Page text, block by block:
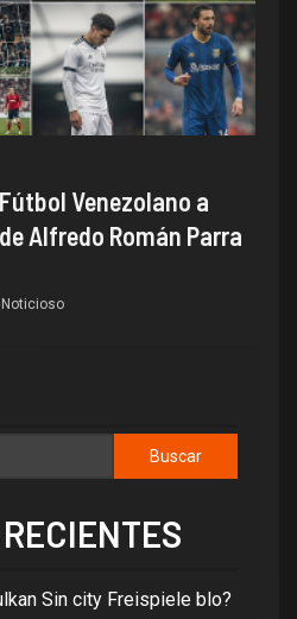
Venezolano a
Alfredo Román Parra
Noticioso
Buscar
Sin city Freispiele blo?